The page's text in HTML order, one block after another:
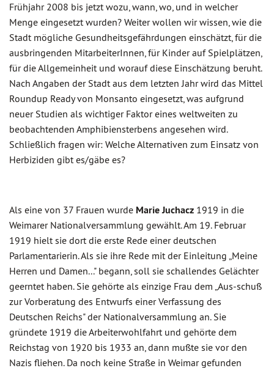
Frühjahr 2008 bis jetzt wozu, wann, wo, und in welcher
Menge eingesetzt wurden? Weiter wollen wir wissen, wie die
Stadt mögliche Gesundheitsgefährdungen einschätzt, für die
ausbringenden MitarbeiterInnen, für Kinder auf Spielplätzen,
für die Allgemeinheit und worauf diese Einschätzung beruht.
Nach Angaben der Stadt aus dem letzten Jahr wird das Mittel
Roundup Ready von Monsanto eingesetzt, was aufgrund
neuer Studien als wichtiger Faktor eines weltweiten zu
beobachtenden Amphibiensterbens angesehen wird.
Schließlich fragen wir: Welche Alternativen zum Einsatz von
Herbiziden gibt es/gäbe es?
Als eine von 37 Frauen wurde Marie Juchacz 1919 in die
Weimarer Nationalversammlung gewählt. Am 19. Februar
1919 hielt sie dort die erste Rede einer deutschen
Parlamentarierin. Als sie ihre Rede mit der Einleitung „Meine
Herren und Damen..." begann, soll sie schallendes Gelächter
geerntet haben. Sie gehörte als einzige Frau dem „Aus-schuß
zur Vorberatung des Entwurfs einer Verfassung des
Deutschen Reichs" der Nationalversammlung an. Sie
gründete 1919 die Arbeiterwohlfahrt und gehörte dem
Reichstag von 1920 bis 1933 an, dann mußte sie vor den
Nazis fliehen. Da noch keine Straße in Weimar gefunden